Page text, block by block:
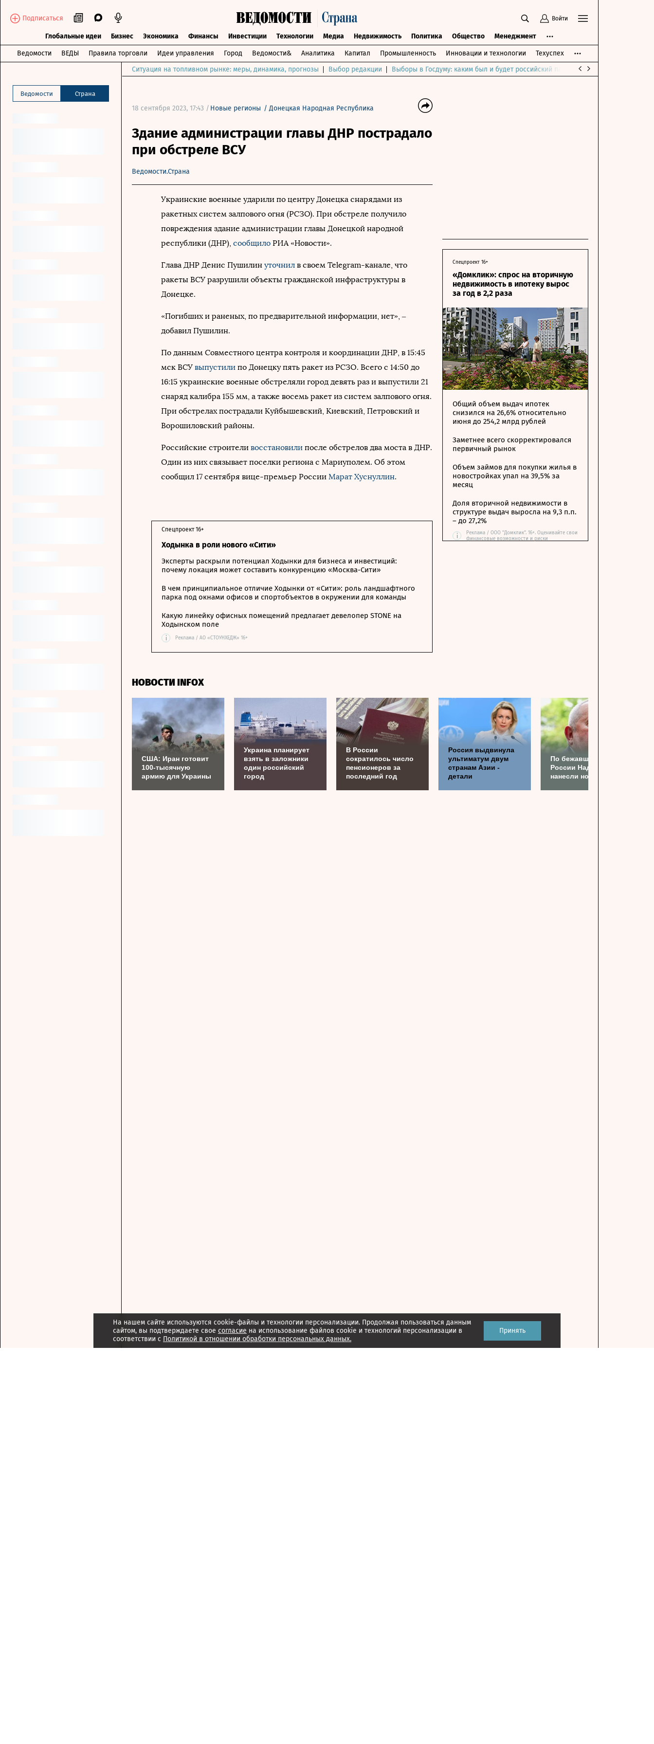
На нашем сайте используются cookie-файлы и технологии персонализации. Продолжая пользоваться данным
сайтом, вы подтверждаете свое согласие на использование файлов cookie и технологий персонализации в
соответствии с Политикой в отношении обработки персональных данных.
Принять
Подписаться Войти
Глобальные идеи Бизнес Экономика Финансы Инвестиции Технологии Медиа Недвижимость Политика Общество Менеджмент
Ведомости ВЕДЫ Правила торговли Идеи управления Город Ведомости& Аналитика Капитал Промышленность Инновации и технологии Техуспех
Ведомости Страна
Ситуация на топливном рынке: меры, динамика, прогнозы Выбор редакции Выборы в Госдуму: каким был и будет российский парламент
18 сентября 2023, 17:43 / Новые регионы /Донецкая Народная Республика
Здание администрации главы ДНР пострадало
при обстреле ВСУ
Ведомости.Страна
Украинские военные ударили по центру Донецка снарядами из
ракетных систем залпового огня (РСЗО). При обстреле получило
повреждения здание администрации главы Донецкой народной
республики (ДНР), сообщило РИА «Новости».
Глава ДНР Денис Пушилин уточнил в своем Telegram-канале, что
ракеты ВСУ разрушили объекты гражданской инфраструктуры в
Донецке.
«Погибших и раненых, по предварительной информации, нет», –
добавил Пушилин.
По данным Совместного центра контроля и координации ДНР, в 15:45
мск ВСУ выпустили по Донецку пять ракет из РСЗО. Всего с 14:50 до
16:15 украинские военные обстреляли город девять раз и выпустили 21
снаряд калибра 155 мм, а также восемь ракет из систем залпового огня.
При обстрелах пострадали Куйбышевский, Киевский, Петровский и
Ворошиловский районы.
Российские строители восстановили после обстрелов два моста в ДНР.
Один из них связывает поселки региона с Мариуполем. Об этом
сообщил 17 сентября вице-премьер России Марат Хуснуллин.
Ходынка в роли нового «Сити»
Спецпроект 16+
Эксперты раскрыли потенциал Ходынки для бизнеса и инвестиций:
почему локация может составить конкуренцию «Москва-Сити»
В чем принципиальное отличие Ходынки от «Сити»: роль ландшафтного
парка под окнами офисов и спортобъектов в окружении для команды
Какую линейку офисных помещений предлагает девелопер STONE на
Ходынском поле
i Реклама / АО «СТОУНХЕДЖ» 16+
Спецпроект 16+
«Домклик»: спрос на вторичную
недвижимость в ипотеку вырос
за год в 2,2 раза
Общий объем выдач ипотек
снизился на 26,6% относительно
июня до 254,2 млрд рублей
Заметнее всего скорректировался
первичный рынок
Объем займов для покупки жилья в
новостройках упал на 39,5% за
месяц
Доля вторичной недвижимости в
структуре выдач выросла на 9,3 п.п.
– до 27,2%
i
Реклама / ООО "Домклик". 16+. Оценивайте свои
финансовые возможности и риски
НОВОСТИ INFOX
США: Иран готовит
100-тысячную
армию для Украины
Украина планирует
взять в заложники
один российский
город
В России
сократилось число
пенсионеров за
последний год
Россия выдвинула
ультиматум двум
странам Азии -
детали
По бежавшему из
России Надеждину*
нанесли новый удар